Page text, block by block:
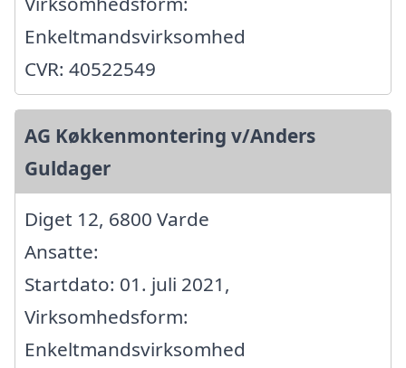
Enkeltmandsvirksomhed
CVR: 40522549
AG Køkkenmontering v/Anders
Guldager
Diget 12, 6800 Varde
Ansatte:
Startdato: 01. juli 2021,
Virksomhedsform:
Enkeltmandsvirksomhed